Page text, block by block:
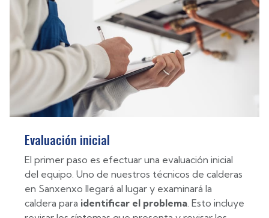
Evaluación inicial
El primer paso es efectuar una evaluación inicial
del equipo. Uno de nuestros técnicos de calderas
en Sanxenxo llegará al lugar y examinará la
caldera para identificar el problema. Esto incluye